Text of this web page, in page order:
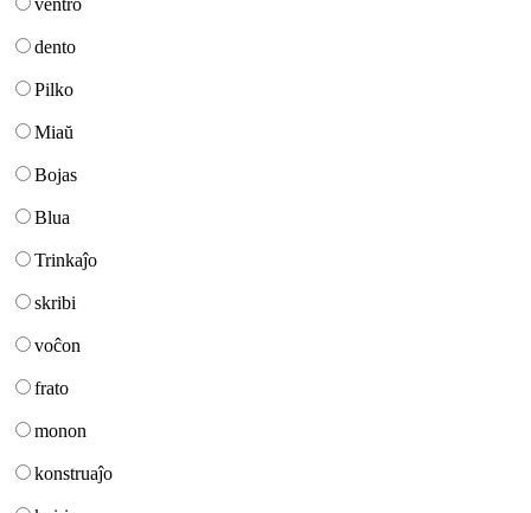
dento
Pilko
Miaŭ
Bojas
Blua
Trinkaĵo
skribi
voĉon
frato
monon
konstruaĵo